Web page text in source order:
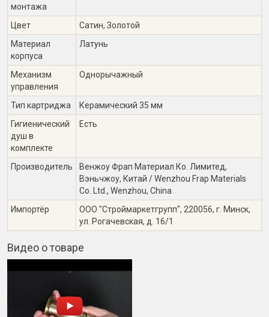
монтажа
Цвет
Сатин, Золотой
Материал
корпуса
Латунь
Механизм
управления
Однорычажный
Тип картриджа
Керамический 35 мм
Гигиенический
душ в
комплекте
Есть
Производитель
Венжоу Фрап Материал Ко. Лимитед,
Вэньчжоу, Китай / Wenzhou Frap Materials
Co. Ltd., Wenzhou, China
Импортёр
ООО "Строймаркетгрупп", 220056, г. Минск,
ул. Рогачевская, д. 16/1
Видео о товаре